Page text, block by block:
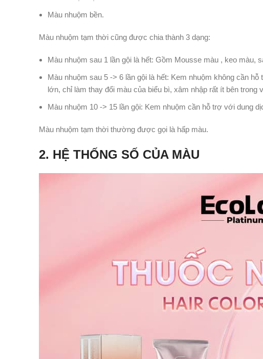
Màu nhuộm bền.
Màu nhuộm tạm thời cũng được chia thành 3 dạng:
Màu nhuộm sau 1 lần gội là hết: Gồm Mousse màu , keo màu,
Màu nhuộm sau 5 -> 6 lần gội là hết: Kem nhuộm không cần
lớn, chỉ làm thay đổi màu của biểu bì, xâm nhập rất ít bên trong
Màu nhuộm 10 -> 15 lần gội: Kem nhuộm cần hỗ trợ với dung
Màu nhuộm tạm thời thường được gọi là hấp màu.
2. HỆ THỐNG SỐ CỦA MÀU